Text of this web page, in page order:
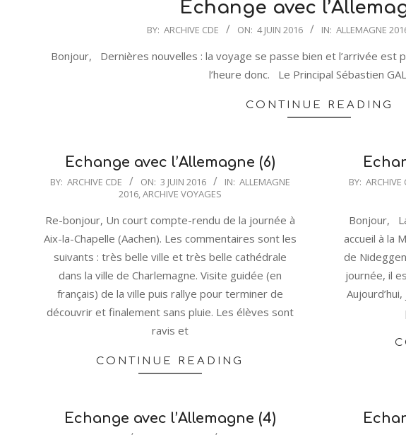
Echange avec
BY: ARCHIVE CDE ON: 4 JUIN 2016 IN: ALLEMAGNE
Bonjour, Dernières nouvelles : la voyage se passe bien et l’arrivée
l’heure donc. Le Principal Sébastien
CONTINUE READING
Echange avec l’Allemagne (6)
2016-
03
BY: ARCHIVE CDE ON: 3 JUIN 2016 IN: ALLEMAGNE
2016,ARCHIVE VOYAGES
Re-bonjour, Un court compte-rendu de la journée à
Aix-la-Chapelle (Aachen). Les commentaires sont les
suivants : très belle ville et très belle cathédrale
dans la ville de Charlemagne. Visite guidée (en
français) de la ville puis rallye pour terminer de
découvrir et finalement sans pluie. Les élèves sont
ravis et
CONTINUE READING
2016-
03
BY: ARCHIVE
Bonjour,
accueil à la
de
journée, il
Echange avec l’Allemagne (4)